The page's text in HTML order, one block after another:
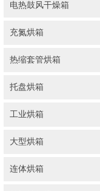
电热鼓风干燥箱
充氮烘箱
热缩套管烘箱
托盘烘箱
工业烘箱
大型烘箱
连体烘箱